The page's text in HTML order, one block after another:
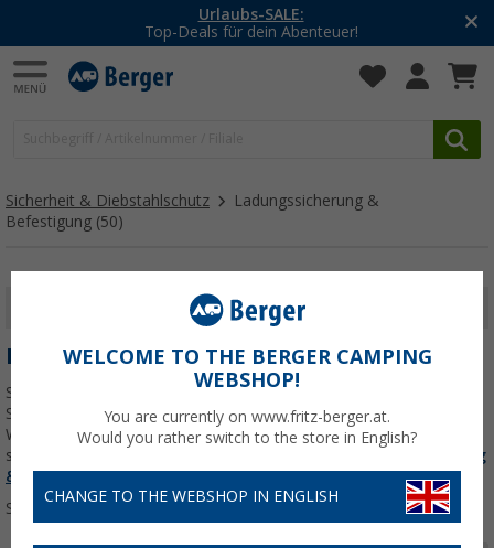
-20% auf Kleidung und Schuhe
Mit dem Aktionscode20SSV
Sicherheit & Diebstahlschutz
Ladungssicherung &
Befestigung (50)
FILTER ANZEIGEN
LADUNGSSICHERUNG & BEFESTIGUNG
Sichere deine Ladung zuverlässig auf jeder Fahrt – mit Zurrgurten,
Spanngurten, Anti-Rutschmatten und Sicherungsstangen für
Wohnmobil, Wohnwagen oder Anhänger. So bleibt alles fest an
seinem Platz.
Ladungssicherung
& Befestigungerfahren...
Sortieren:
WELCOME TO THE BERGER CAMPING
WEBSHOP!
You are currently on www.fritz-berger.at.
Would you rather switch to the store in English?
CHANGE TO THE WEBSHOP IN ENGLISH